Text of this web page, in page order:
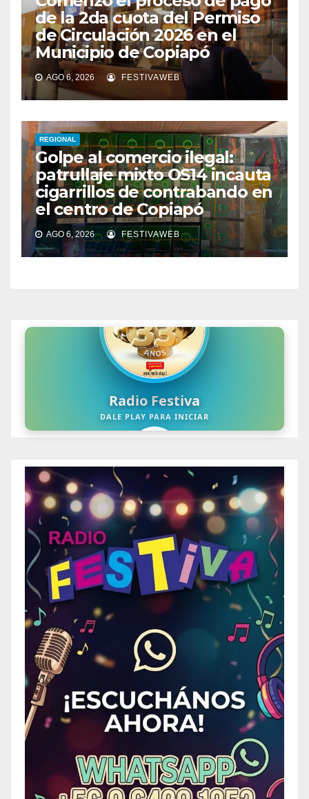
de la 2da cuota del Permiso
de Circulación 2026 en el
Municipio de Copiapó
AGO 6, 2026 FESTIVAWEB
REGIONAL
Golpe al comercio ilegal:
patrullaje mixto OS14 incauta
cigarrillos de contrabando en
el centro de Copiapó
AGO 6, 2026 FESTIVAWEB